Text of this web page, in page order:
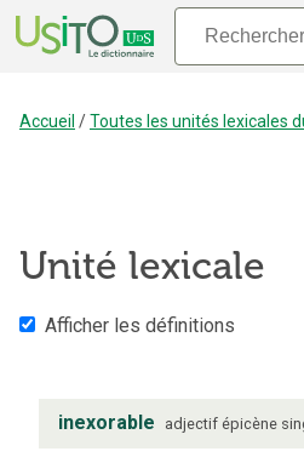
Accueil /Toutes les unités lexicales
Unité lexicale
Afficher les définitions
inexorable adjectif épicène